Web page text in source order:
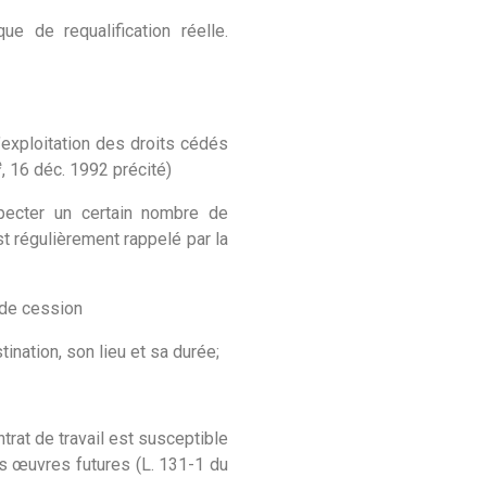
de requalification réelle.
des droits cédés
, 16 déc. 1992 précité)
un certain nombre de
régulièrement rappelé par la
cession
son lieu et sa durée;
de travail est susceptible
œuvres futures (L. 131-1 du